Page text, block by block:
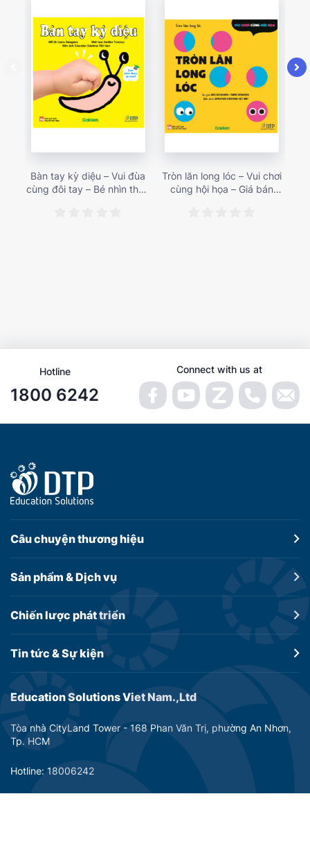
Bàn tay kỳ diệu – Vui đùa
cùng đôi tay – Bé nhìn thấy
Tròn lăn long lóc – Vui chơi
cùng hội họa – Giá bán
Hotline
1800 6242
Connect with us at
Education Solutions Viet Nam.,Ltd
Tòa nhà CityLand Tower - 168 Phan Văn Trị, phường An Nhơn,
Tp. HCM
Hotline: 18006242
Câu chuyệnthương hiệu
Sản phẩm &Dịch vụ
Chiến lược phát triển
Tin tức &Sự kiện